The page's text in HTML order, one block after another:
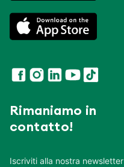
Rimaniamo in
contatto!
Iscriviti alla nostra newsletter